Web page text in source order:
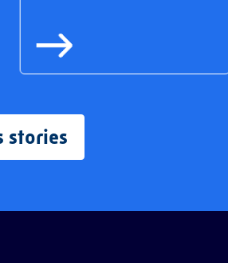
stories